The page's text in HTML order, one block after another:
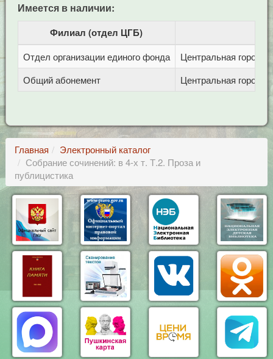
Имеется в наличии:
Филиал (отдел ЦГБ)
Отдел организации единого фонда
Центральная
Общий абонемент
Центральная
Главная
Электронный каталог
Собрание сочинений: в 4-х т. Т.2. Проза и
публицистика